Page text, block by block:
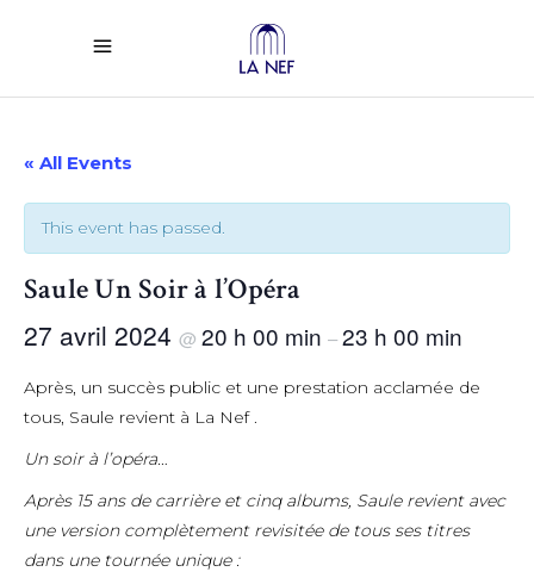
« All Events
This event has passed.
Saule Un Soir à l’Opéra
27 avril 2024 @ 20 h 00 min –23 h 00 min
Après, un succès public et une prestation acclamée de
tous, Saule revient à La Nef .
Un soir à l’opéra…
Après 15 ans de carrière et cinq albums, Saule revient avec
une version complètement revisitée de tous ses titres
dans une tournée unique :